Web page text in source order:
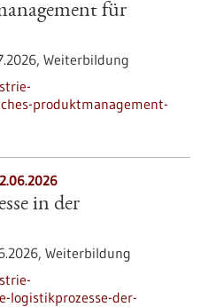
für
Weiterbildung
produktmanagement-
in der
Weiterbildung
logistikprozesse-der-